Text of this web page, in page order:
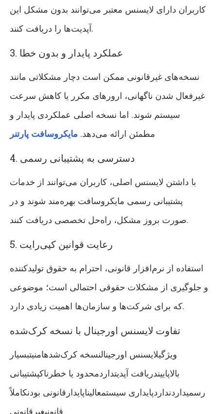
کاربران دارای لایسنس معتبر می‌توانند بدون مشکل این
آپدیت‌ها را دریافت کنند.
3. عملکرد پایدار و بدون خطا
نسخه‌های غیرقانونی ممکن است دچار مشکلاتی مانند
غیرفعال شدن ناگهانی، ارورهای مکرر یا کاهش سرعت
سیستم شوند. اما نسخه اصلی عملکردی پایدار و
مطمئن ارائه می‌دهد. مایکروسافت پارتنر
4. دسترسی به پشتیبانی رسمی
با داشتن لایسنس اصلی، کاربران می‌توانند از خدمات
پشتیبانی رسمی مایکروسافت بهره‌مند شوند و در
صورت بروز مشکل، راه‌حل تخصصی دریافت کنند.
5. رعایت قوانین کپی‌رایت
استفاده از نرم‌افزار قانونی، احترام به حقوق تولیدکننده
و جلوگیری از مشکلات حقوقی احتمالی است؛ موضوعی
که برای شرکت‌ها و سازمان‌ها اهمیت زیادی دارد.
تفاوت لایسنس اورجینال با نسخه کرک‌شده
ویژگیلایسنس اورجینالنسخه کرک‌شدهامنیتبسیار
بالاپاییندریافت آپدیتداردمحدود یا خطرناکپشتیبانی
رسمیداردنداردپایداری سیستمعالیناپایدارقانونی بودنکاملاً
قانونیغیرقانونی